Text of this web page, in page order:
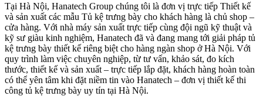
Tại Hà Nội, Hanatech Group chúng tôi là đơn vị trực tiếp Thiết kế
và sản xuất các mẫu Tủ kệ trưng bày cho khách hàng là chủ shop –
cửa hàng. Với nhà máy sản xuất trực tiếp cùng đội ngũ kỹ thuật và
kỹ sư giàu kinh nghiệm, Hanatech đã và đang mang tới giải pháp tủ
kệ trưng bày thiết kế riêng biệt cho hàng ngàn shop ở Hà Nội. Với
quy trình làm việc chuyên nghiệp, từ tư vấn, khảo sát, đo kích
thước, thiết kế và sản xuất – trực tiếp lắp đặt, khách hàng hoàn toàn
có thể yên tâm khi đặt niềm tin vào Hanatech – đơn vị thiết kế thi
công tủ kệ trưng bày uy tín tại Hà Nội.